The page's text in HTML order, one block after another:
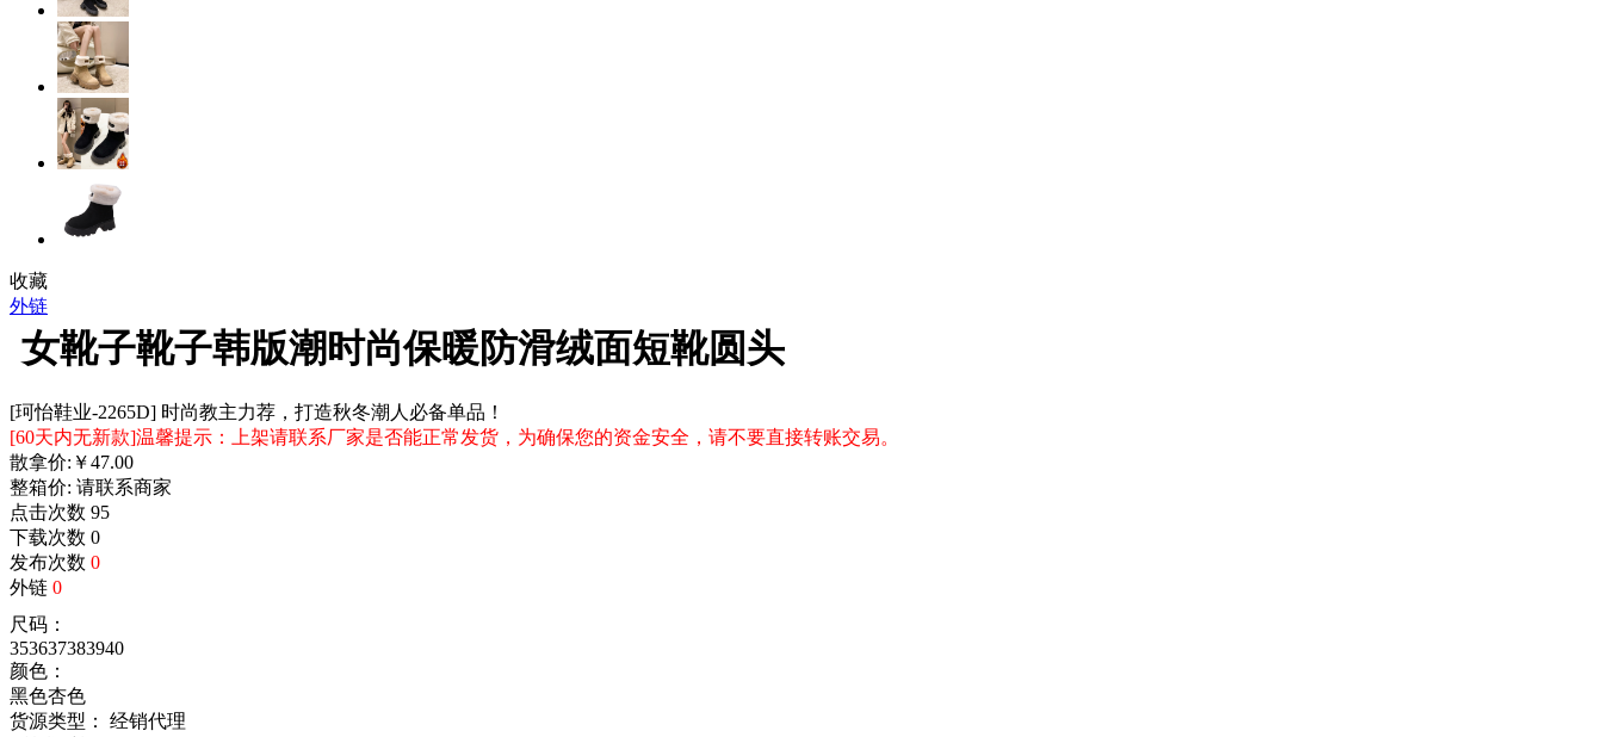
收藏
外链
女靴子靴子韩版潮时尚保暖防滑绒面短靴圆头
[珂怡鞋业-2265D] 时尚教主力荐，打造秋冬潮人必备单品！
[60天内无新款]温馨提示：上架请联系厂家是否能正常发货，为确保您的资金安全，请不要直接转账交易。
散拿价: ￥47.00
整箱价: 请联系商家
点击次数 95
下载次数 0
发布次数 0
外链 0
尺码：
353637383940
颜色：
黑色杏色
货源类型： 经销代理